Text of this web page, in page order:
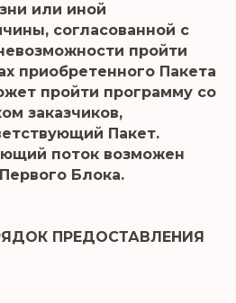
или иной
согласованной с
пройти
приобретенного Пакета
пройти программу со
заказчиков,
Пакет.
поток возможен
Блока.
ПРЕДОСТАВЛЕНИЯ